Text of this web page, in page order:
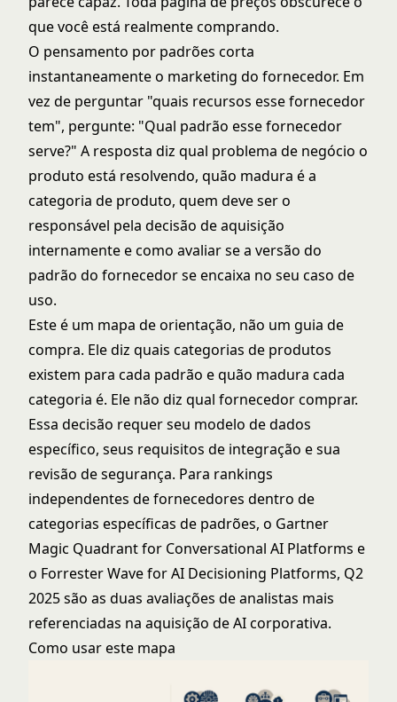
que você está realmente comprando.
O pensamento por padrões corta
instantaneamente o marketing do fornecedor. Em
vez de perguntar "quais recursos esse fornecedor
tem", pergunte: "Qual padrão esse fornecedor
serve?" A resposta diz qual problema de negócio o
produto está resolvendo, quão madura é a
categoria de produto, quem deve ser o
responsável pela decisão de aquisição
internamente e como avaliar se a versão do
padrão do fornecedor se encaixa no seu caso de
uso.
Este é um mapa de orientação, não um guia de
compra. Ele diz quais categorias de produtos
existem para cada padrão e quão madura cada
categoria é. Ele não diz qual fornecedor comprar.
Essa decisão requer seu modelo de dados
específico, seus requisitos de integração e sua
revisão de segurança. Para rankings
independentes de fornecedores dentro de
categorias específicas de padrões, o Gartner
Magic Quadrant for Conversational AI Platforms e
o Forrester Wave for AI Decisioning Platforms, Q2
2025são as duas avaliações de analistas mais
referenciadas na aquisição de AI corporativa.
Como usar este mapa